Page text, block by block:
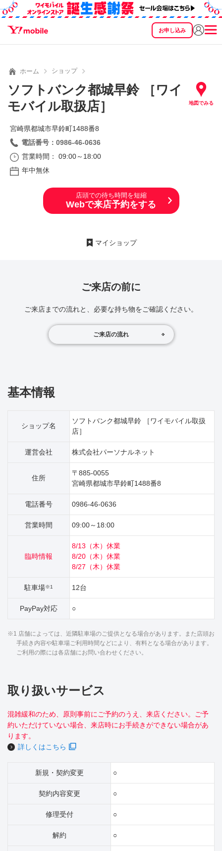
お申し込み
SEARCH
ホーム ショップ
ソフトバンク都城早鈴 ［ワイ
モバイル取扱店］
地図でみる
宮崎県都城市早鈴町1488番8
電話番号：0986-46-0636
営業時間： 09:00～18:00
年中無休
店頭での待ち時間を短縮
Webで来店予約をする
マイショップ
ご来店の前に
ご来店までの流れと、必要な持ち物をご確認ください。
ご来店の流れ
基本情報
ショップ名
ソフトバンク都城早鈴 ［ワイモバイル取扱
店］
運営会社 株式会社パーソナルネット
住所
〒885-0055
宮崎県都城市早鈴町1488番8
電話番号 0986-46-0636
営業時間 09:00～18:00
臨時情報
8/13（木）休業
8/20（木）休業
8/27（木）休業
駐車場※1 12台
PayPay対応 ○
※1 店舗によっては、近隣駐車場のご提供となる場合があります。また店頭お
手続き内容や駐車場ご利用時間などにより、有料となる場合があります。
ご利用の際には各店舗にお問い合わせください。
取り扱いサービス
混雑緩和のため、原則事前にご予約のうえ、来店ください。ご予
約いただけていない場合、来店時にお手続きができない場合があ
ります。
詳しくはこちら
新規・契約変更 ○
契約内容変更 ○
修理受付 ○
解約 ○